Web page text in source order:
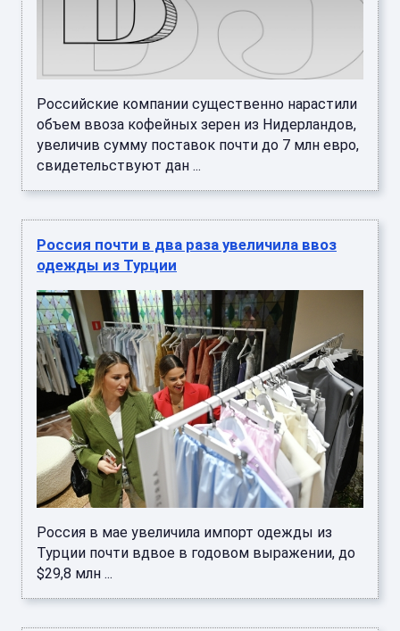
Российские компании существенно нарастили
объем ввоза кофейных зерен из Нидерландов,
увеличив сумму поставок почти до 7 млн евро,
свидетельствуют дан ...
Россия почти в два раза увеличила ввоз
одежды из Турции
Россия в мае увеличила импорт одежды из
Турции почти вдвое в годовом выражении, до
$29,8 млн ...